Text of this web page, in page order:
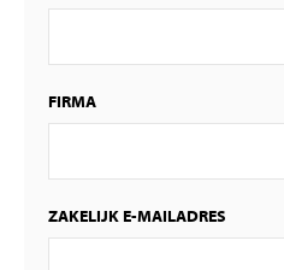
FIRMA
ZAKELIJK E-MAILADRES